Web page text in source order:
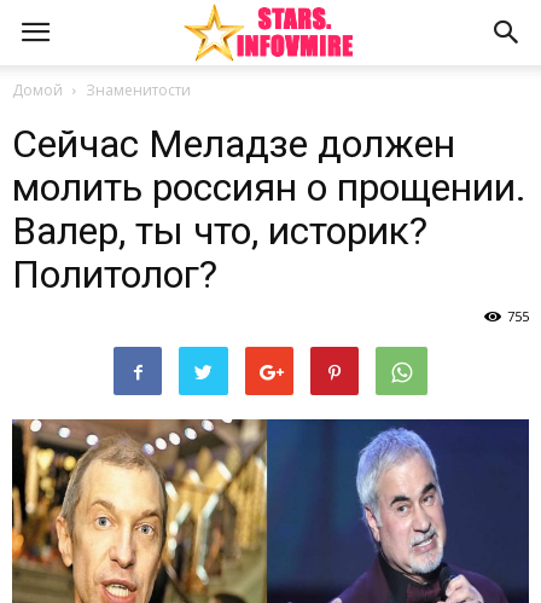
Домой Знаменитости
Сейчас Меладзе должен
молить россиян о прощении.
Валер, ты что, историк?
Политолог?
755